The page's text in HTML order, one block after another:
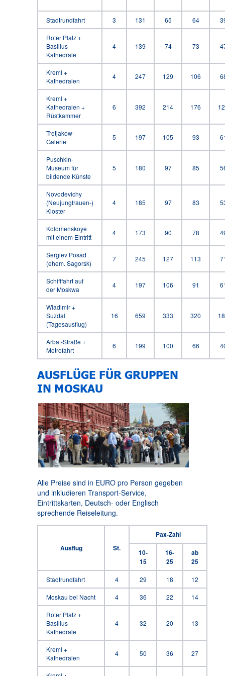
Stadtrundfahrt 3 131 65 64
Roter Platz +
Basilius-
Kathedrale
4 139 74 73
Kreml +
Kathedralen
4 247 129 106
Kreml +
Kathedralen +
Rüstkammer
6 392 214 176
Tretjakow-
Galerie
5 197 105 93
Puschkin-
Museum für
bildende Künste
5 180 97 85
Novodevichy
(Neujungfrauen-)
Kloster
4 185 97 83
Kolomenskoye
mit einem Eintritt
4 173 90 78
Sergiev Posad
(ehem. Sagorsk)
7 245 127 113
Schifffahrt auf
der Moskwa
4 197 106 91
Wladimir +
Suzdal
(Tagesausflug)
16 659 333 320
Arbat-Straße +
Metrofahrt
6 199 100 66
AUSFLÜGE FÜR GRUPPEN
IN MOSKAU
Alle Preise sind in EURO pro Person gegeben
und inkludieren Transport-Service,
Eintrittskarten, Deutsch- oder Englisch
sprechende Reiseleitung.
Ausflug St.
Pax-Zahl
10-
15
16-
25
ab
25
Stadtrundfahrt 4 29 18 12
Moskau bei Nacht 4 36 22 14
Roter Platz +
Basilius-
Kathedrale
4 32 20 13
Kreml +
Kathedralen
4 50 36 27